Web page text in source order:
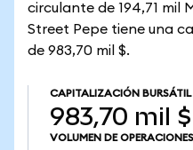
circulante de 194,71 mil
Street Pepe tiene una
de 983,70 mil $.
CAPITALIZACIÓN BURSÁTIL
983,70 mil $
VOLUMEN DE OPERACIONES